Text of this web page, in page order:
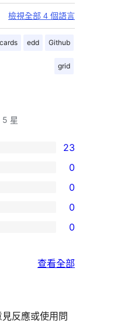
檢視全部 4 個語言
cards edd Github
grid
5 星
23
0
0
0
0
查看全部
反應或使用問